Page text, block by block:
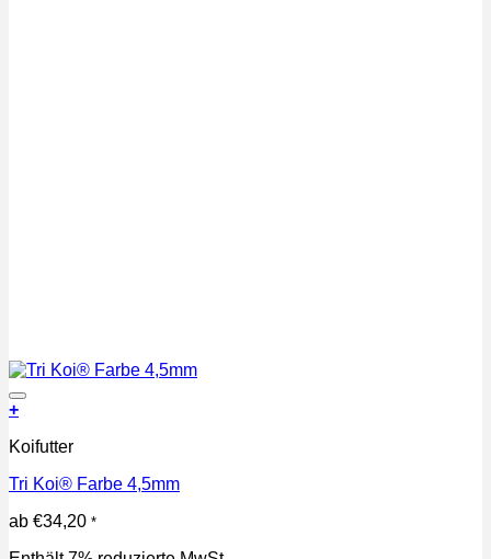
+
Produkt
mehrere
auf.
Koifutter
Tri Koi® Farbe 4,5mm
ab €34,20 *